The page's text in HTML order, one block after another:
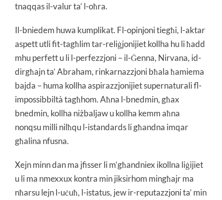
tnaqqas il-valur ta’ l-oħra.
Il-bniedem huwa kumplikat. Fl-opinjoni tiegħi, l-aktar
aspett utli fit-tagħlim tar-reliġjonijiet kollha hu li ħadd
mhu perfett u li l-perfezzjoni – il-Ġenna, Nirvana, id-
dirgħajn ta’ Abraham, rinkarnazzjoni bħala ħamiema
bajda – huma kollha aspirazzjonijiet supernaturali fl-
impossibbiltà tagħhom. Aħna l-bnedmin, għax
bnedmin, kollha niżbaljaw u kollha kemm aħna
nonqsu milli nilħqu l-istandards li għandna imqar
għalina nfusna.
Xejn minn dan ma jfisser li m’għandniex ikollna liġijiet
u li ma nmexxux kontra min jiksirhom mingħajr ma
nħarsu lejn l-uċuħ, l-istatus, jew ir-reputazzjoni ta’ min